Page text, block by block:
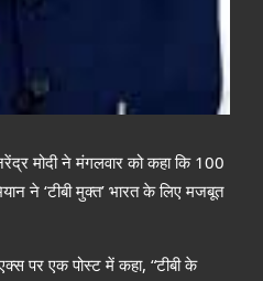
मोदी ने मंगलवार को कहा कि100
ने ‘टीबी मुक्त’ भारत के लिए मजबूत
पर एक पोस्ट में कहा, “टीबी के